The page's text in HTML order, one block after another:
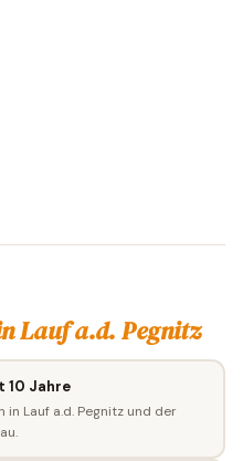
Lauf a.d. Pegnitz
10 Jahre
Lauf a.d. Pegnitz und der